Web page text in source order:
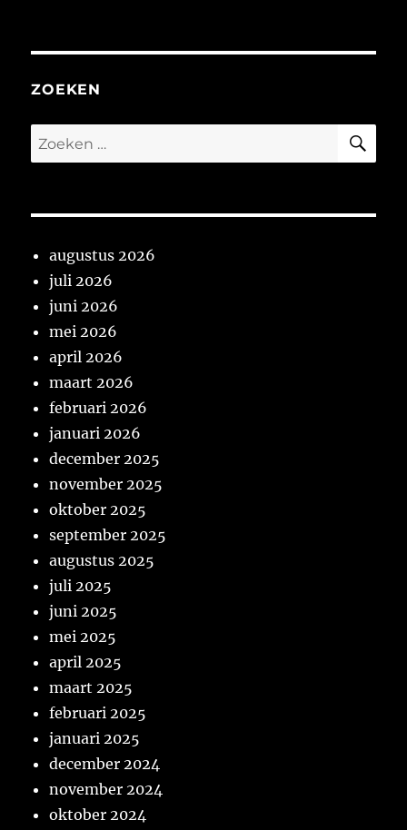
ZOEKEN
Zoeken
naar:
augustus 2026
juli 2026
juni 2026
mei 2026
april 2026
maart 2026
februari 2026
januari 2026
december 2025
november 2025
oktober 2025
september 2025
augustus 2025
juli 2025
juni 2025
mei 2025
april 2025
maart 2025
februari 2025
januari 2025
december 2024
november 2024
oktober 2024